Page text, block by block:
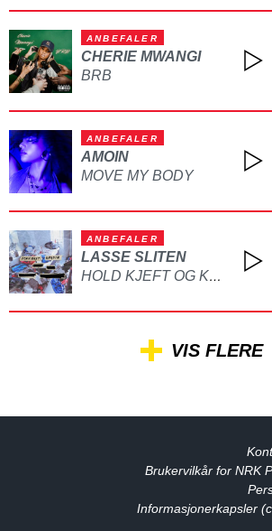
ANBEFALER
CHERIE MWANGI
BRB
ANBEFALER
AMOIN
MOVE MY BODY
ANBEFALER
LASSE SLITEN
HOLD KJEFT OG KYSS MEG
VIS FLERE
Brukervilkår for NRK
Informasjonerkapsler